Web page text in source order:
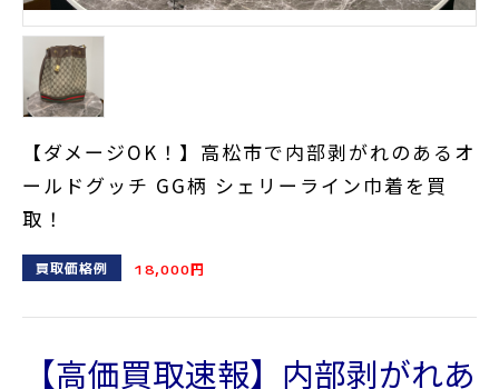
【ダメージOK！】高松市で内部剥がれのあるオ
ールドグッチ GG柄 シェリーライン巾着を買
取！
買取価格例 18,000円
【高価買取速報】内部剥がれあ